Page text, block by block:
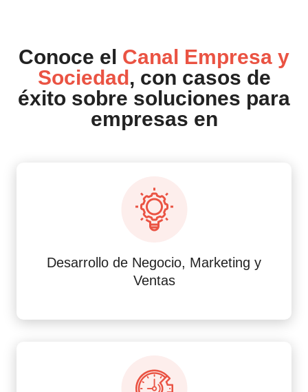
Conoce el Canal Empresa y
Sociedad, con casos de
éxito sobre soluciones para
empresas en
Desarrollo de Negocio, Marketing y
Ventas